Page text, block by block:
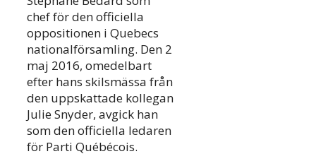
chef för den officiella
oppositionen i Quebecs
nationalförsamling. Den 2
maj 2016, omedelbart
efter hans skilsmässa från
den uppskattade kollegan
Julie Snyder, avgick han
som den officiella ledaren
för Parti Québécois.